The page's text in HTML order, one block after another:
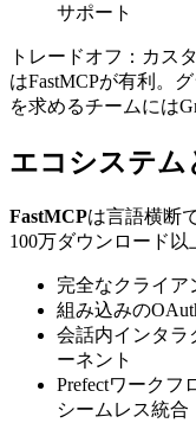
サポート
トレードオフ：カス
はFastMCPが有利。
を求めるチームには
エコシステム
FastMCPは言語横断
100万ダウンロード以
完全なクライア
組み込みの
会話内インタラ
ーネント
Prefectワークフ
シームレス統合